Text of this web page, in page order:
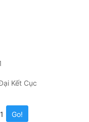
Kết Cục
Go!